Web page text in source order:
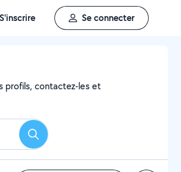
S'inscrire Se connecter
profils, contactez-les et
Rechercher